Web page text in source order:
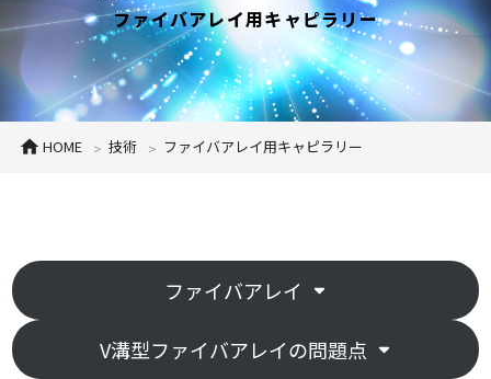
ファイバアレイ用キャピラリー
HOME 技術 ファイバアレイ用キャピラリー
ファイバアレイ
V溝型ファイバアレイの問題点